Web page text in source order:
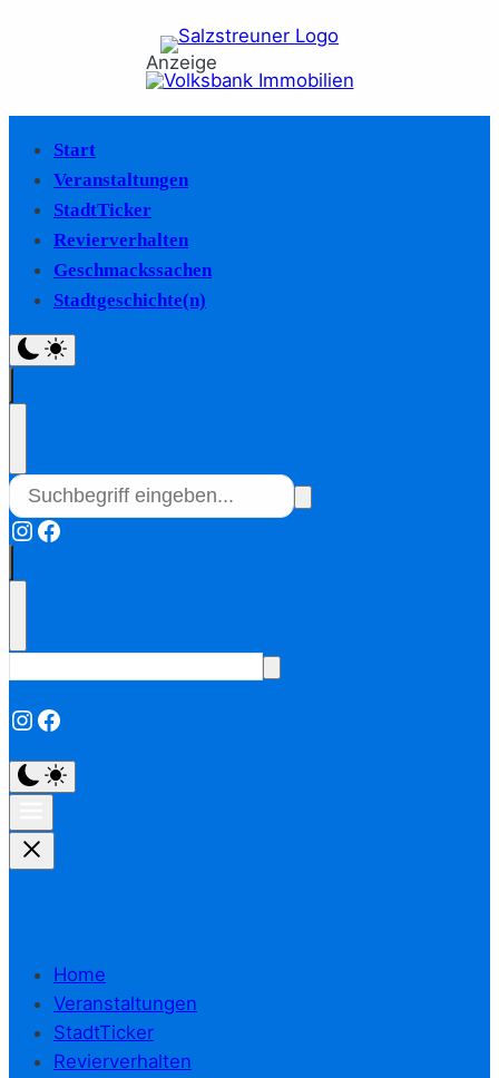
Anzeige
Start
Veranstaltungen
StadtTicker
Revierverhalten
Geschmackssachen
Stadtgeschichte(n)
Instagram
Facebook
Instagram
Facebook
Home
Veranstaltungen
StadtTicker
Revierverhalten